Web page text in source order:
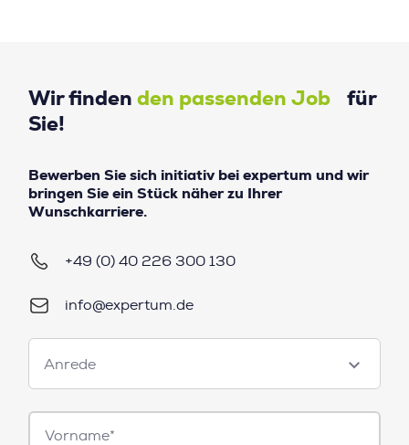
Wir finden den passenden Job für
Sie!
Bewerben Sie sich initiativ bei expertum und wir
bringen Sie ein Stück näher zu Ihrer
Wunschkarriere.
+49 (0) 40 226 300 130
info@expertum.de
Anrede
Anrede
Vorname*